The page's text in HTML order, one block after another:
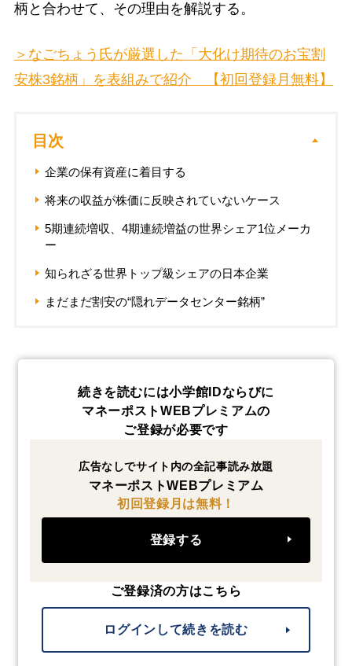
柄と合わせて、その理由を解説する。
＞なごちょう氏が厳選した「大化け期待のお宝割
安株3銘柄」を表組みで紹介 【初回登録月無料】
目次
企業の保有資産に着目する
将来の収益が株価に反映されていないケース
5期連続増収、4期連続増益の世界シェア1位メーカ
ー
知られざる世界トップ級シェアの日本企業
まだまだ割安の“隠れデータセンター銘柄”
続きを読むには小学館IDならびに
マネーポストWEBプレミアムの
ご登録が必要です
広告なしでサイト内の全記事読み放題
マネーポストWEBプレミアム
初回登録月は無料！
登録する
ご登録済の方はこちら
ログインして続きを読む